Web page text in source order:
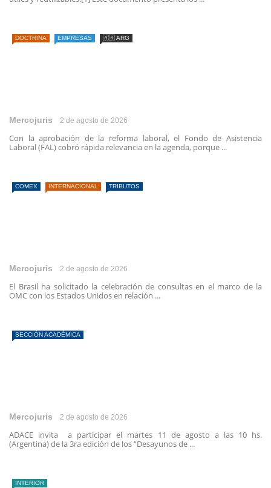
DOCTRINA EMPRESAS 🇦🇷 ARG
Mercojuris 2 de agosto de 2026
Con la aprobación de la reforma laboral, el Fondo de Asistencia
Laboral (FAL) cobró rápida relevancia en la agenda, porque ...
COMEX INTERNACIONAL TRIBUTOS
Mercojuris 2 de agosto de 2026
El Brasil ha solicitado la celebración de consultas en el marco de la
OMC con los Estados Unidos en relación ...
SECCIÓN ACADÉMICA
Mercojuris 2 de agosto de 2026
ADACE invita a participar el martes 11 de agosto a las 10 hs.
(Argentina) de la 3ra edición de los “Desayunos de ...
INTERIOR